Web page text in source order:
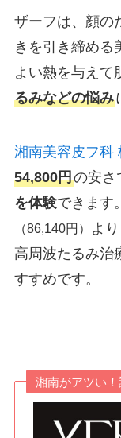
ザーフは、顔の
きを引き締める
よい熱を与えて
るみなどの悩み
湘南美容皮フ科
54,800円の安さ
を体験できます
（86,140円） よ
高周波たるみ治
すすめです。
湘南がアツい